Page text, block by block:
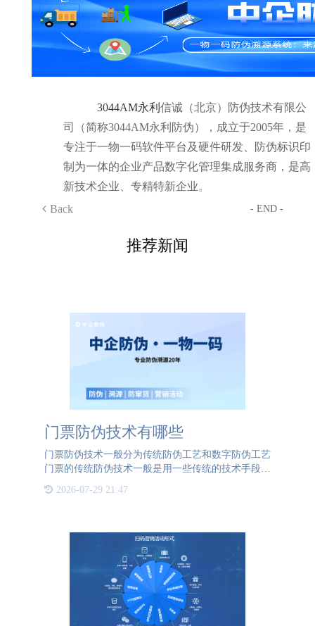
3044AM永利 信诚（北京）防伪技术有限公
司（简称3044AM永利防伪），成立于2005年，是
专注于一物一码软件平台及硬件研发、防伪标识印
制为一体的企业产品数字化管理集成服务商，是高
新技术企业、专精特新企业。
Back
- END -
推荐新闻
门票防伪技术有哪些
门票防伪技术一般分为传统防伪工艺和数字防伪工艺
门票的传统防伪技术一般是用一些传统的技术手段比
如水印、雕刻，或是使用特种纸张，来进行防伪。
1、水印技术水印纸，大部分人会认为是将图案嵌入
2026-07-29 21:47